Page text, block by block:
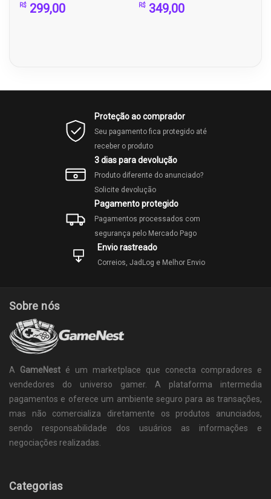
R$ 299,00 R$ 349,00
Proteção ao comprador
Seu pagamento fica protegido até
receber o produto
3 dias para devolução
Produto diferente do anunciado?
Solicite devolução
Pagamento protegido
Pagamentos processados com
segurança pelo Mercado Pago
Envio rastreado
Correios, JadLog e Melhor Envio
Sobre nós
A GameNest é um marketplace que conecta compradores e
vendedores do universo gamer. A plataforma intermedia
pagamentos e oferece um ambiente seguro para as transações,
mas não comercializa diretamente os produtos anunciados,
sendo responsabilidade dos usuários as informações e
negociações realizadas.
Categorias